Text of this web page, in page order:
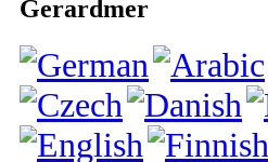
Gerardmer